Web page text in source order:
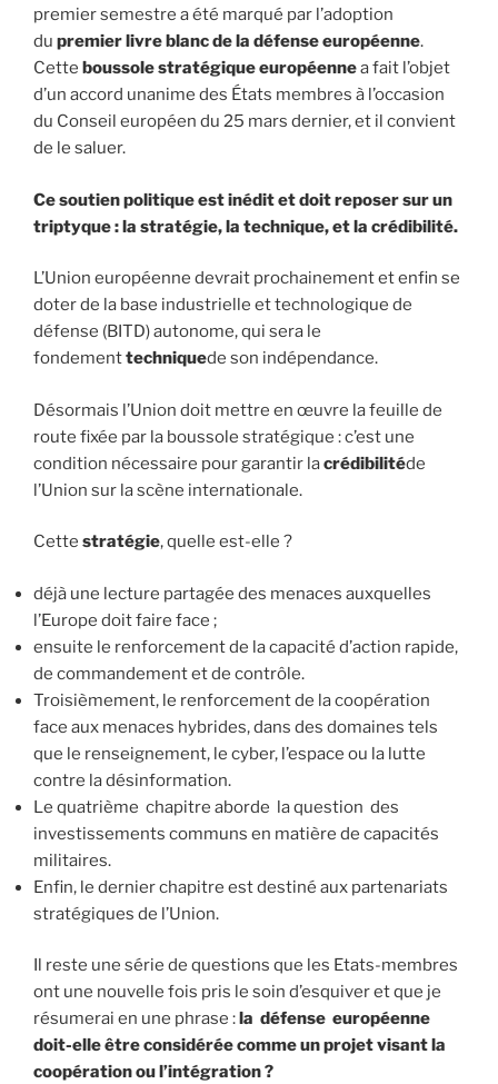
premier semestre a été marqué par l’adoption
du premier livre blanc de la défense européenne.
Cette boussole stratégique européennea fait l’objet
d’un accord unanime des États membres à l’occasion
du Conseil européen du 25 mars dernier, et il convient
de le saluer.
Ce soutien politique est inédit et doit reposer sur un
triptyque : la stratégie, la technique, et la crédibilité.
L’Union européenne devrait prochainement et enfin se
doter de la base industrielle et technologique de
défense (BITD) autonome, qui sera le
fondementtechniquede son indépendance.
Désormais l’Union doit mettre en œuvre la feuille de
route fixée par la boussole stratégique : c’est une
condition nécessaire pour garantir lacrédibilitéde
l’Union sur la scène internationale.
Cette stratégie, quelle est-elle ?
déjà une lecture partagée des menaces auxquelles
l’Europe doit faire face ;
ensuite le renforcement de la capacité d’action rapide,
de commandement et de contrôle.
Troisièmement, le renforcement de la coopération
face aux menaces hybrides, dans des domaines tels
que le renseignement, le cyber, l’espace ou la lutte
contre la désinformation.
Le quatrième chapitre aborde la question des
investissements communs en matière de capacités
militaires.
Enfin, le dernier chapitre est destiné aux partenariats
stratégiques de l’Union.
Il reste une série de questions que les Etats-membres
ont une nouvelle fois pris le soin d’esquiver et que je
résumerai en une phrase :la défense européenne
doit-elle être considérée comme un projet visant la
coopération ou l’intégration ?